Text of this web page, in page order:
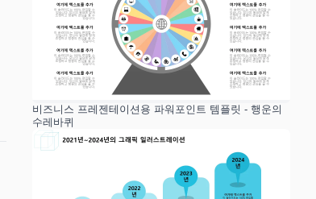
비즈니스 프레젠테이션용 파워포인트 템플릿 - 행운의
수레바퀴